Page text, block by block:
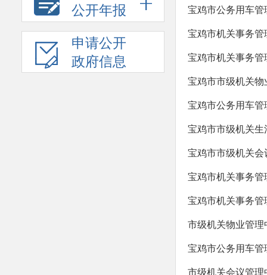
公开年报
申请公开
政府信息
宝鸡市公务用车管
宝鸡市机关事务管
宝鸡市机关事务管
宝鸡市市级机关物
宝鸡市公务用车管
宝鸡市市级机关生
宝鸡市市级机关会
宝鸡市机关事务管
宝鸡市机关事务管
市级机关物业管理
宝鸡市公务用车管
市级机关会议管理